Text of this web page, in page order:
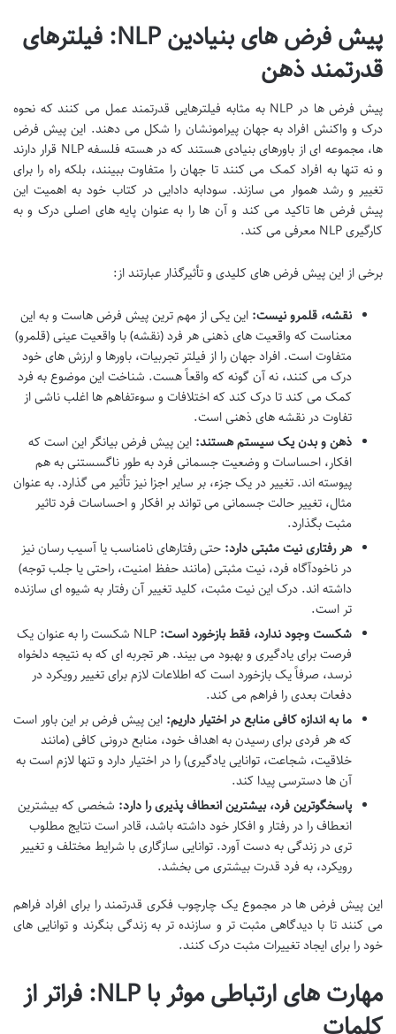
پیش فرض های بنیادین NLP: فیلترهای
قدرتمند ذهن
پیش فرض ها در NLP به مثابه فیلترهایی قدرتمند عمل می کنند که نحوه
درک و واکنش افراد به جهان پیرامونشان را شکل می دهند. این پیش فرض
ها، مجموعه ای از باورهای بنیادی هستند که در هسته فلسفه NLP قرار دارند
و نه تنها به افراد کمک می کنند تا جهان را متفاوت ببینند، بلکه راه را برای
تغییر و رشد هموار می سازند. سودابه دادایی در کتاب خود به اهمیت این
پیش فرض ها تاکید می کند و آن ها را به عنوان پایه های اصلی درک و به
کارگیری NLP معرفی می کند.
برخی از این پیش فرض های کلیدی و تأثیرگذار عبارتند از:
نقشه، قلمرو نیست: این یکی از مهم ترین پیش فرض هاست و به این
معناست که واقعیت های ذهنی هر فرد (نقشه) با واقعیت عینی (قلمرو)
متفاوت است. افراد جهان را از فیلتر تجربیات، باورها و ارزش های خود
درک می کنند، نه آن گونه که واقعاً هست. شناخت این موضوع به فرد
کمک می کند تا درک کند که اختلافات و سوءتفاهم ها اغلب ناشی از
تفاوت در نقشه های ذهنی است.
ذهن و بدن یک سیستم هستند: این پیش فرض بیانگر این است که
افکار، احساسات و وضعیت جسمانی فرد به طور ناگسستنی به هم
پیوسته اند. تغییر در یک جزء، بر سایر اجزا نیز تأثیر می گذارد. به عنوان
مثال، تغییر حالت جسمانی می تواند بر افکار و احساسات فرد تاثیر
مثبت بگذارد.
هر رفتاری نیت مثبتی دارد: حتی رفتارهای نامناسب یا آسیب رسان نیز
در ناخودآگاه فرد، نیت مثبتی (مانند حفظ امنیت، راحتی یا جلب توجه)
داشته اند. درک این نیت مثبت، کلید تغییر آن رفتار به شیوه ای سازنده
تر است.
شکست وجود ندارد، فقط بازخورد است:
NLP شکست را به عنوان یک
فرصت برای یادگیری و بهبود می بیند. هر تجربه ای که به نتیجه دلخواه
نرسد، صرفاً یک بازخورد است که اطلاعات لازم برای تغییر رویکرد در
دفعات بعدی را فراهم می کند.
ما به اندازه کافی منابع در اختیار داریم: این پیش فرض بر این باور است
که هر فردی برای رسیدن به اهداف خود، منابع درونی کافی (مانند
خلاقیت، شجاعت، توانایی یادگیری) را در اختیار دارد و تنها لازم است به
آن ها دسترسی پیدا کند.
پاسخگوترین فرد، بیشترین انعطاف پذیری را دارد: شخصی که بیشترین
انعطاف را در رفتار و افکار خود داشته باشد، قادر است نتایج مطلوب
تری در زندگی به دست آورد. توانایی سازگاری با شرایط مختلف و تغییر
رویکرد، به فرد قدرت بیشتری می بخشد.
این پیش فرض ها در مجموع یک چارچوب فکری قدرتمند را برای افراد فراهم
می کنند تا با دیدگاهی مثبت تر و سازنده تر به زندگی بنگرند و توانایی های
خود را برای ایجاد تغییرات مثبت درک کنند.
مهارت های ارتباطی موثر با NLP: فراتر از
کلمات